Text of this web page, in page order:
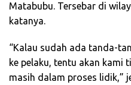
Matabubu. Tersebar di
katanya.
“Kalau sudah ada tanda-
ke pelaku, tentu akan kami
masih dalam proses lidik,”